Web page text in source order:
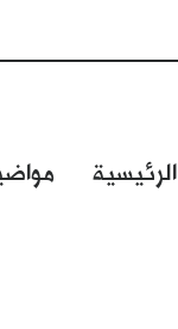
الرئيسية